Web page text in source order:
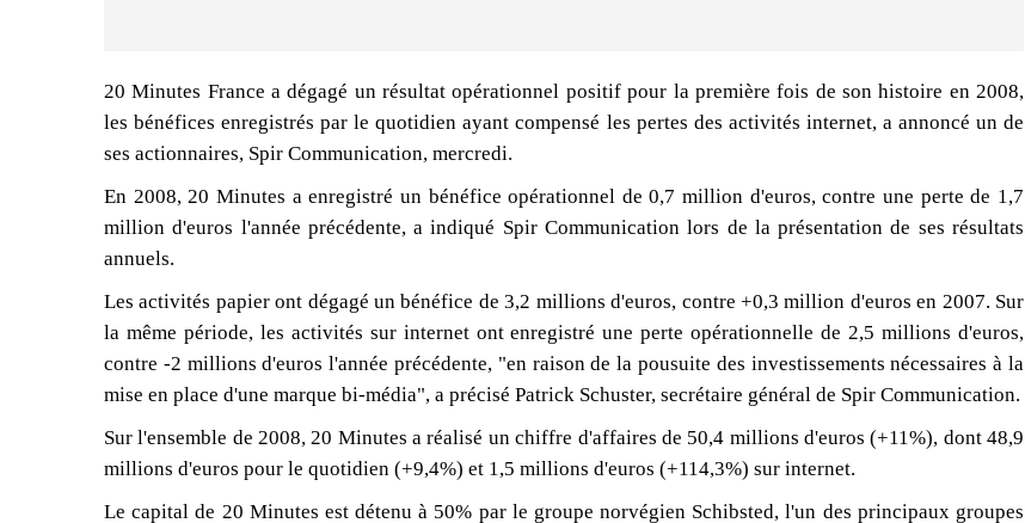
20 Minutes France a dégagé un résultat opérationnel positif pour la première fois de son histoire en 2008,
les bénéfices enregistrés par le quotidien ayant compensé les pertes des activités internet, a annoncé un de
ses actionnaires, Spir Communication, mercredi.
En 2008, 20 Minutes a enregistré un bénéfice opérationnel de 0,7 million d'euros, contre une perte de 1,7
million d'euros l'année précédente, a indiqué Spir Communication lors de la présentation de ses résultats
annuels.
Les activités papier ont dégagé un bénéfice de 3,2 millions d'euros, contre +0,3 million d'euros en 2007. Sur
la même période, les activités sur internet ont enregistré une perte opérationnelle de 2,5 millions d'euros,
contre -2 millions d'euros l'année précédente, "en raison de la pousuite des investissements nécessaires à la
mise en place d'une marque bi-média", a précisé Patrick Schuster, secrétaire général de Spir Communication.
Sur l'ensemble de 2008, 20 Minutes a réalisé un chiffre d'affaires de 50,4 millions d'euros (+11%), dont 48,9
millions d'euros pour le quotidien (+9,4%) et 1,5 millions d'euros (+114,3%) sur internet.
Le capital de 20 Minutes est détenu à 50% par le groupe norvégien Schibsted, l'un des principaux groupes